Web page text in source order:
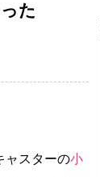
た
ャスターの小